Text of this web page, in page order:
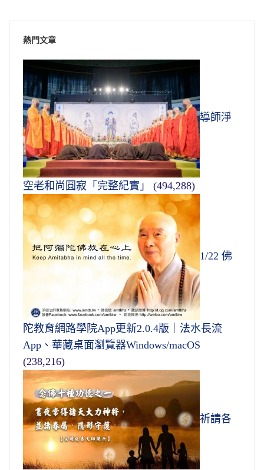
熱門文章
導師淨
空老和尚圓寂「完整紀實」 (494,288)
1/22 佛
陀教育網路學院App更新2.0.4版｜法水長流
App、華藏桌面瀏覽器Windows/macOS
(238,216)
祈請各